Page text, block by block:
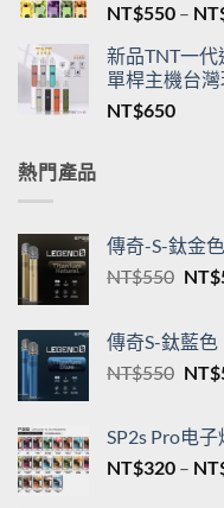
NT$550 –
新品TNT一代
單桿主機台
NT$650
熱門產品
傳奇-S-鈦金色
NT$550 原
格：
NT$
傳奇S-鈦藍色
NT$550 原
格：
NT$
SP2s Pro电
NT$320 –